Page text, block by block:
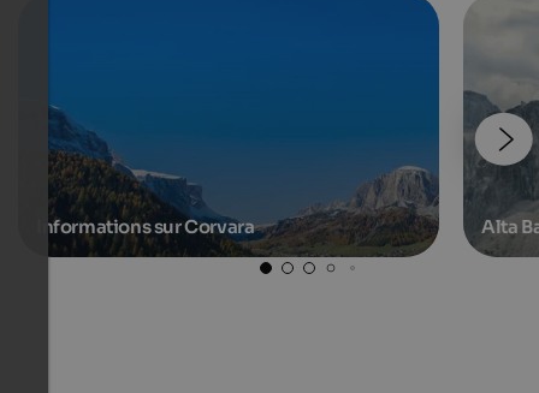
Informations sur Corvara Alta